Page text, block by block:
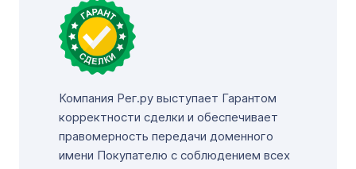
Компания Рег.ру выступает Гарантом
корректности сделки и обеспечивает
правомерность передачи доменного
имени Покупателю с соблюдением всех